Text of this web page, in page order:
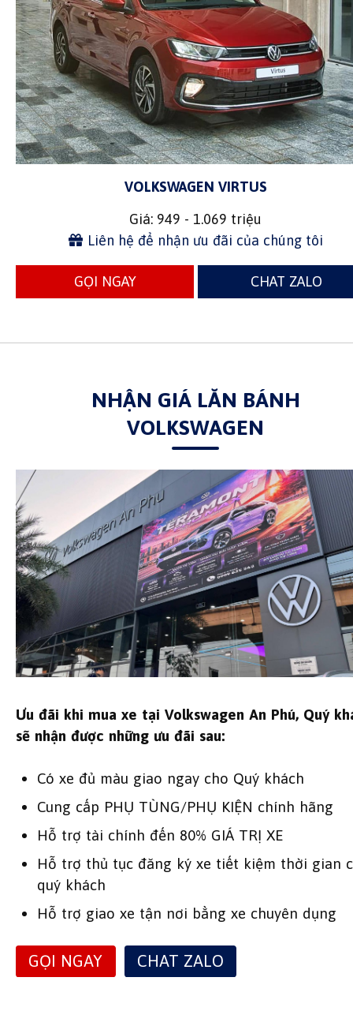
VOLKSWAGEN VIRTUS
Giá: 949 - 1.069 triệu
Liên hệ để nhận ưu đãi của chúng tôi
GỌI NGAY CHAT ZALO
NHẬN GIÁ LĂN BÁNH
VOLKSWAGEN
Ưu đãi khi mua xe tại Volkswagen An Phú, Quý
sẽ nhận được những ưu đãi sau:
Có xe đủ màu giao ngay cho Quý khách
Cung cấp PHỤ TÙNG/PHỤ KIỆN chính hãng
Hỗ trợ tài chính đến 80% GIÁ TRỊ XE
Hỗ trợ thủ tục đăng ký xe tiết kiệm thời gian
quý khách
Hỗ trợ giao xe tận nơi bằng xe chuyên dụng
GỌI NGAY CHAT ZALO